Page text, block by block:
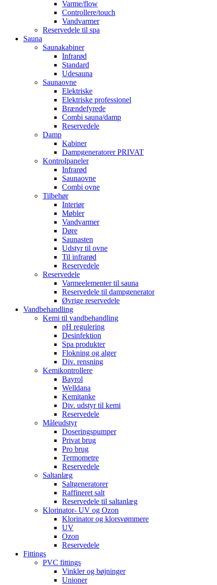
Varme/flow
Controllere/touch
Vandvarmer
Reservedele til spa
Sauna
Saunakabiner
Infrarød
Standard
Udesauna
Saunaovne
Elektriske
Elektriske professionel
Brændefyrede
Combi sauna/damp
Reservedele
Damp
Kabiner
Dampgeneratorer PRIVAT
Kontrolpaneler
Infrarød
Saunaovne
Combi ovne
Tilbehør
Interiør
Møbler
Vandvarmer
Døre
Saunasten
Udstyr til ovne
Til infrarød
Reservedele
Reservedele
Varmeelementer til sauna
Reservedele til dampgenerator
Øvrige reservedele
Vandbehandling
Kemi til vandbehandling
pH regulering
Desinfektion
Spa produkter
Flokning og alger
Div. rensning
Kemikontrollere
Bayrol
Welldana
Kemitanke
Div. udstyr til kemi
Reservedele
Måleudstyr
Doseringspumper
Privat brug
Pro brug
Termometre
Reservedele
Saltanlæg
Saltgeneratorer
Raffineret salt
Reservedele til saltanlæg
Klorinator- UV og Ozon
Klorinator og klorsvømmere
UV
Ozon
Reservedele
Fittings
PVC fittings
Vinkler og bøjninger
Unioner